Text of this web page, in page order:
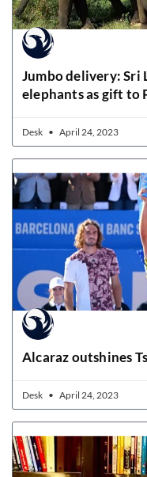
Jumbo delivery: Sri
elephants as gift to
Desk April 24, 2023
Alcaraz outshines
Desk April 24, 2023